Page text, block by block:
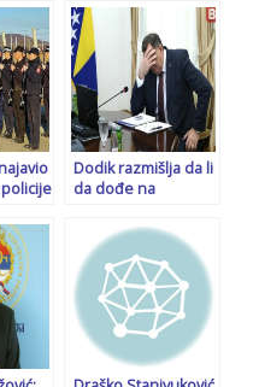
i
a
radikalnim mjerama
ako bude osuđen
Dodik razmišlja da li
da dođe na
“U Sarajevu sada
prijete sutkinji da
me osudi”